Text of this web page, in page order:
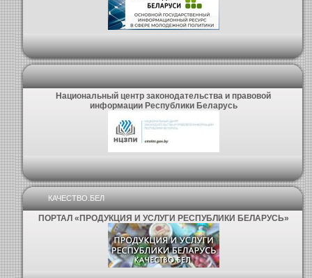
Национальный центр законодательства и правовой
информации Республики Беларусь
КАЧЕСТВО.БЕЛ
ПОРТАЛ «ПРОДУКЦИЯ И УСЛУГИ РЕСПУБЛИКИ БЕЛАРУСЬ»